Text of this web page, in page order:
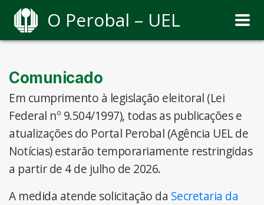
O Perobal – UEL
Comunicado
Em cumprimento à legislação eleitoral (Lei
Federal nº 9.504/1997), todas as publicações e
atualizações do Portal Perobal (Agência UEL de
Notícias) estarão temporariamente restringidas
a partir de 4 de julho de 2026.
A medida atende solicitação da Secretaria da